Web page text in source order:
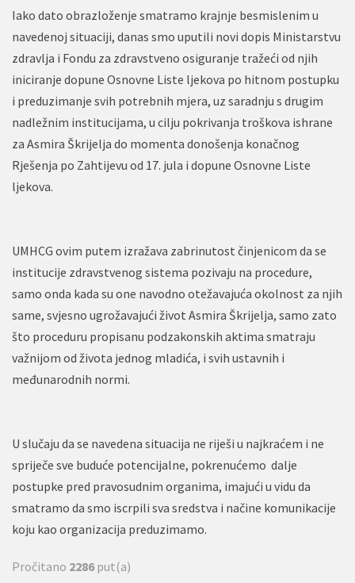
Iako dato obrazloženje smatramo krajnje besmislenim u
navedenoj situaciji, danas smo uputili novi dopis Ministarstvu
zdravlja i Fondu za zdravstveno osiguranje tražeći od njih
iniciranje dopune Osnovne Liste ljekova po hitnom postupku
i preduzimanje svih potrebnih mjera, uz saradnju s drugim
nadležnim institucijama, u cilju pokrivanja troškova ishrane
za Asmira Škrijelja do momenta donošenja konačnog
Rješenja po Zahtijevu od 17. jula i dopune Osnovne Liste
ljekova.
UMHCG ovim putem izražava zabrinutost činjenicom da se
institucije zdravstvenog sistema pozivaju na procedure,
samo onda kada su one navodno otežavajuća okolnost za njih
same, svjesno ugrožavajući život Asmira Škrijelja, samo zato
što proceduru propisanu podzakonskih aktima smatraju
važnijom od života jednog mladića, i svih ustavnih i
međunarodnih normi.
U slučaju da se navedena situacija ne riješi u najkraćem i ne
spriječe sve buduće potencijalne, pokrenućemo dalje
postupke pred pravosudnim organima, imajući u vidu da
smatramo da smo iscrpili sva sredstva i načine komunikacije
koju kao organizacija preduzimamo.
Pročitano 2286put(a)